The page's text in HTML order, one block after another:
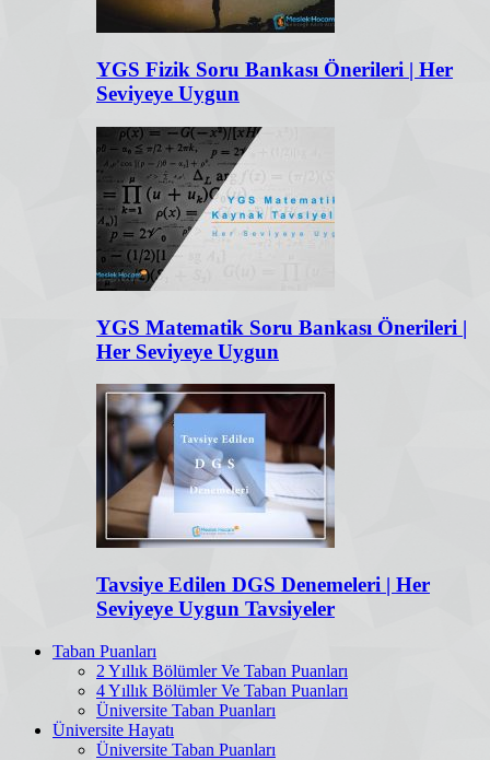
YGS Fizik Soru Bankası Önerileri | Her
Seviyeye Uygun
YGS Matematik Soru Bankası Önerileri |
Her Seviyeye Uygun
Tavsiye Edilen DGS Denemeleri | Her
Seviyeye Uygun Tavsiyeler
Taban Puanları
2 Yıllık Bölümler Ve Taban Puanları
4 Yıllık Bölümler Ve Taban Puanları
Üniversite Taban Puanları
Üniversite Hayatı
Üniversite Taban Puanları